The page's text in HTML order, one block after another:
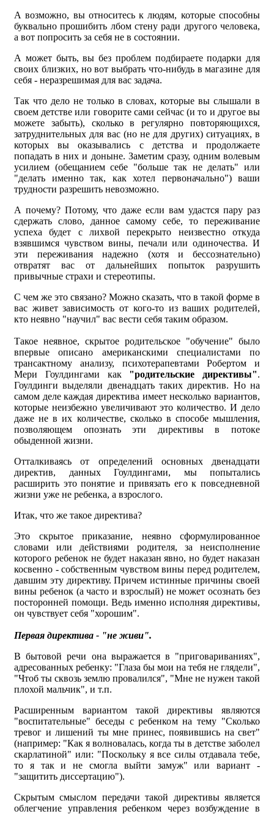
А возможно, вы относитесь к людям, которые способны
буквально прошибить лбом стену ради другого человека,
а вот попросить за себя не в состоянии.
А может быть, вы без проблем подбираете подарки для
своих близких, но вот выбрать что-нибудь в магазине для
себя - неразрешимая для вас задача.
Так что дело не только в словах, которые вы слышали в
своем детстве или говорите сами сейчас (и то и другое вы
можете забыть), сколько в регулярно повторяющихся,
затруднительных для вас (но не для других) ситуациях, в
которых вы оказывались с детства и продолжаете
попадать в них и доныне. Заметим сразу, одним волевым
усилием (обещанием себе "больше так не делать" или
"делать именно так, как хотел первоначально") ваши
трудности разрешить невозможно.
А почему? Потому, что даже если вам удастся пару раз
сдержать слово, данное самому себе, то переживание
успеха будет с лихвой перекрыто неизвестно откуда
взявшимся чувством вины, печали или одиночества. И
эти переживания надежно (хотя и бессознательно)
отвратят вас от дальнейших попыток разрушить
привычные страхи и стереотипы.
С чем же это связано? Можно сказать, что в такой форме в
вас живет зависимость от кого-то из ваших родителей,
кто неявно "научил" вас вести себя таким образом.
Такое неявное, скрытое родительское "обучение" было
впервые описано американскими специалистами по
трансактному анализу, психотерапевтами Робертом и
Мери Гоулдингами как "родительские директивы".
Гоулдинги выделяли двенадцать таких директив. Но на
самом деле каждая директива имеет несколько вариантов,
которые неизбежно увеличивают это количество. И дело
даже не в их количестве, сколько в способе мышления,
позволяющем опознать эти директивы в потоке
обыденной жизни.
Отталкиваясь от определений основных двенадцати
директив, данных Гоулдингами, мы попытались
расширить это понятие и привязать его к повседневной
жизни уже не ребенка, а взрослого.
Итак, что же такое директива?
Это скрытое приказание, неявно сформулированное
словами или действиями родителя, за неисполнение
которого ребенок не будет наказан явно, но будет наказан
косвенно - собственным чувством вины перед родителем,
давшим эту директиву. Причем истинные причины своей
вины ребенок (а часто и взрослый) не может осознать без
посторонней помощи. Ведь именно исполняя директивы,
он чувствует себя "хорошим".
Первая директива - "не живи".
В бытовой речи она выражается в "приговариваниях",
адресованных ребенку: "Глаза бы мои на тебя не глядели",
"Чтоб ты сквозь землю провалился", "Мне не нужен такой
плохой мальчик", и т.п.
Расширенным вариантом такой директивы являются
"воспитательные" беседы с ребенком на тему "Сколько
тревог и лишений ты мне принес, появившись на свет"
(например: "Как я волновалась, когда ты в детстве заболел
скарлатиной" или: "Поскольку я все силы отдавала тебе,
то я так и не смогла выйти замуж" или вариант -
"защитить диссертацию").
Скрытым смыслом передачи такой директивы является
облегчение управления ребенком через возбуждение в